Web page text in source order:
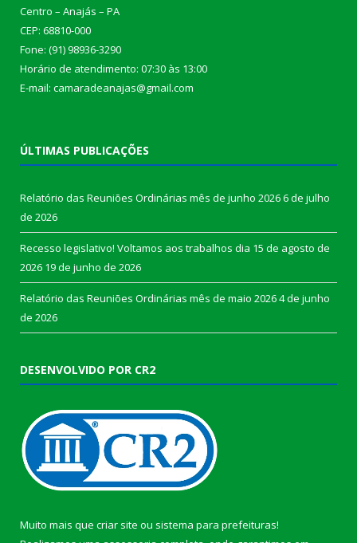
Centro – Anajás – PA
CEP: 68810-000
Fone: (91) 98936-3290
Horário de atendimento: 07:30 às 13:00
E-mail: camaradeanajas@gmail.com
ÚLTIMAS PUBLICAÇÕES
Relatório das Reuniões Ordinárias mês de junho 20266 de julho
de 2026
Recesso legislativo! Voltamos aos trabalhos dia 15 de agosto de
2026 19 de junho de 2026
Relatório das Reuniões Ordinárias mês de maio 20264 de junho
de 2026
DESENVOLVIDO POR CR2
Muito mais que criar site ou sistema para prefeituras!